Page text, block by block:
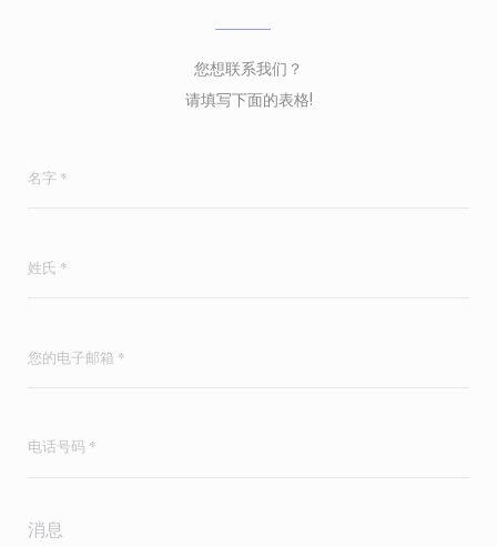
您想联系我们？
请填写下面的表格!